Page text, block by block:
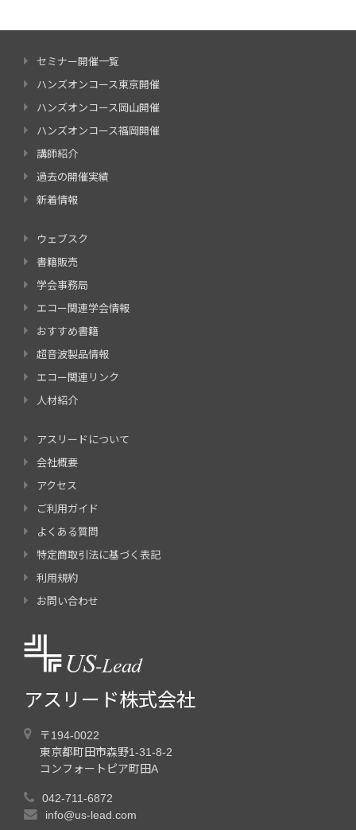
セミナー開催一覧
ハンズオンコース東京開催
ハンズオンコース岡山開催
ハンズオンコース福岡開催
講師紹介
過去の開催実績
新着情報
ウェブスク
書籍販売
学会事務局
エコー関連学会情報
おすすめ書籍
超音波製品情報
エコー関連リンク
人材紹介
アスリードについて
会社概要
アクセス
ご利用ガイド
よくある質問
特定商取引法に基づく表記
利用規約
お問い合わせ
アスリード株式会社
〒194-0022
東京都町田市森野1-31-8-2
コンフォートピア町田A
042-711-6872
info@us-lead.com